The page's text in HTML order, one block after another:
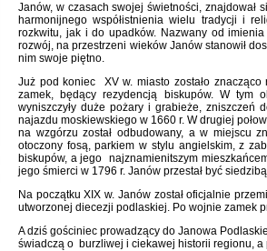
Janów, w czasach swojej świetności, znajdował
harmonijnego współistnienia wielu tradycji i
rozkwitu, jak i do upadków. Nazwany od
rozwój, na przestrzeni wieków Janów stanowił
nim swoje piętno.
Już pod koniec XV w. miasto zostało znacząco
zamek, będący rezydencją biskupów. W tym
wyniszczyły duże pożary i grabieże, zniszczeń
najazdu moskiewskiego w 1660 r. W drugiej
na wzgórzu został odbudowany, a w miejscu
otoczony fosą, parkiem w stylu angielskim, z
biskupów, a jego najznamienitszym
jego śmierci w 1796 r. Janów przestał być
Na początku XIX w. Janów został oficjalnie
utworzonej diecezji podlaskiej. Po wojnie zamek
A dziś gościniec prowadzący do Janowa
świadczą o burzliwej i ciekawej historii regionu,